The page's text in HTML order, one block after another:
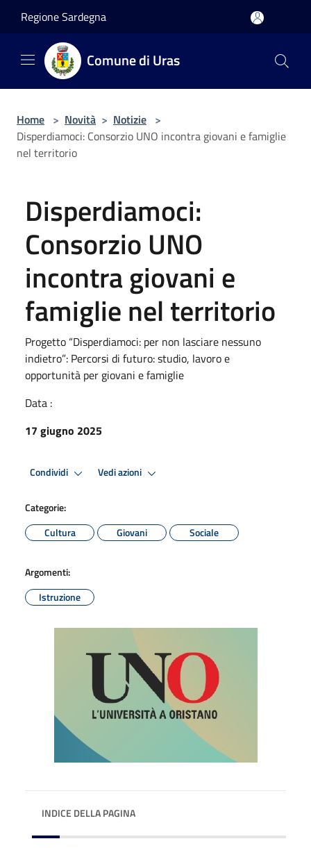
Regione Sardegna
Comune di Uras
Home > Novità > Notizie >
Disperdiamoci: Consorzio UNO incontra giovani e famiglie
nel territorio
Disperdiamoci:
Consorzio UNO
incontra giovani e
famiglie nel territorio
Progetto “Disperdiamoci: per non lasciare nessuno
indietro”: Percorsi di futuro: studio, lavoro e
opportunità per giovani e famiglie
Data :
17 giugno 2025
Condividi Vedi azioni
Categorie:
Cultura
Giovani Sociale
Argomenti:
Istruzione
INDICE DELLA PAGINA